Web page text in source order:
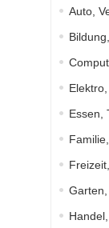
Auto,
Essen,